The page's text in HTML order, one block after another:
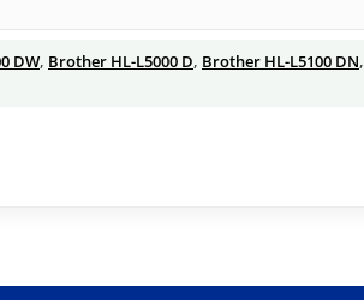
DW, Brother HL-L5000 D, Brother HL-L5100 DN,